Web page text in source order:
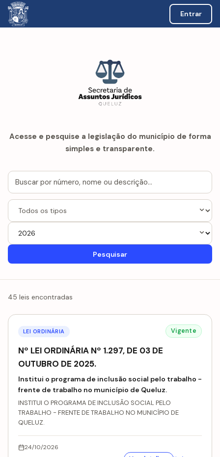
Entrar
Acesse e pesquise a legislação do município de forma
simples e transparente.
Pesquisar
45 leis encontradas
LEI ORDINÁRIA Vigente
Nº LEI ORDINÁRIA Nº 1.297, DE 03 DE
OUTUBRO DE 2025.
Institui o programa de inclusão social pelo trabalho -
frente de trabalho no município de Queluz.
INSTITUI O PROGRAMA DE INCLUSÃO SOCIAL PELO
TRABALHO - FRENTE DE TRABALHO NO MUNICÍPIO DE
QUELUZ.
24/10/2026